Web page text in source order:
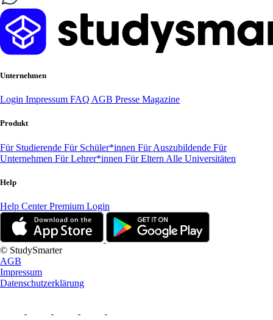
Unternehmen
Login Impressum FAQ AGB Presse Magazine
Produkt
Für Studierende Für Schüler*innen Für Auszubildende Für
Unternehmen Für Lehrer*innen Für Eltern Alle Universitäten
Help
Help CenterPremium Login
© StudySmarter
AGB
Impressum
Datenschutzerklärung